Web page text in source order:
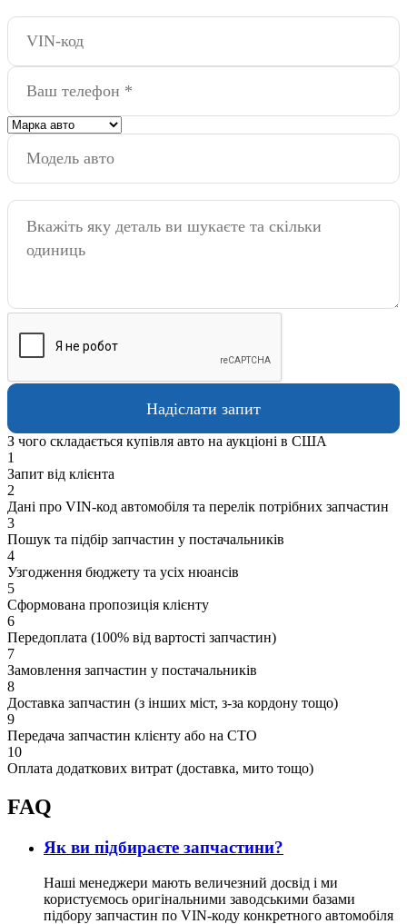
З чого складається купівля авто на аукціоні в США
1
Запит від клієнта
2
Дані про VIN-код автомобіля та перелік потрібних запчастин
3
Пошук та підбір запчастин у постачальників
4
Узгодження бюджету та усіх нюансів
5
Сформована пропозиція клієнту
6
Передоплата (100% від вартості запчастин)
7
Замовлення запчастин у постачальників
8
Доставка запчастин (з інших міст, з-за кордону тощо)
9
Передача запчастин клієнту або на СТО
10
Оплата додаткових витрат (доставка, мито тощо)
FAQ
Як ви підбираєте запчастини?
Наші менеджери мають величезний досвід і ми
користуємось оригінальними заводськими базами
підбору запчастин по VIN-коду конкретного автомобіля